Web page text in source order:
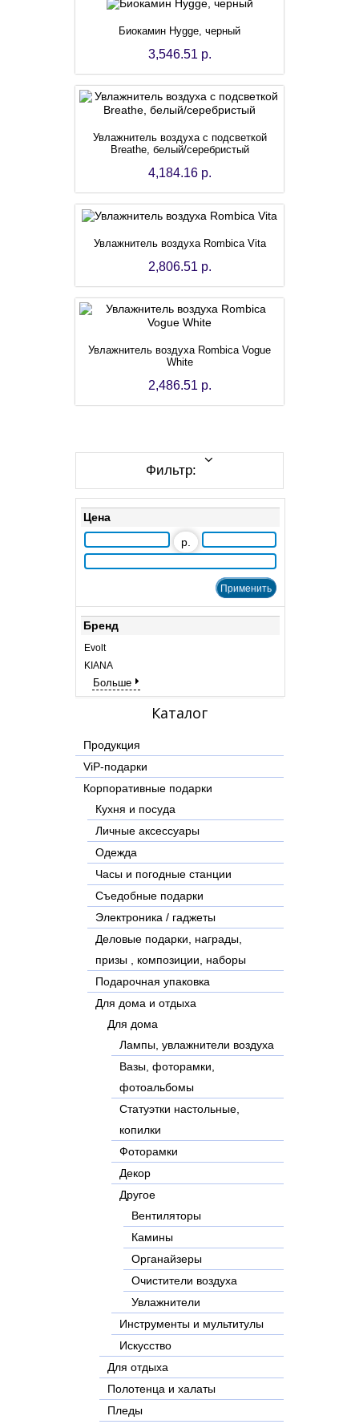
Биокамин Hygge, черный
3,546.51 р.
Увлажнитель воздуха с подсветкой
Breathe, белый/серебристый
4,184.16 р.
Увлажнитель воздуха Rombica Vita
2,806.51 р.
Увлажнитель воздуха Rombica Vogue
White
2,486.51 р.
Фильтр:
Цена
р.
Бренд
Evolt
KIANA
Больше
Каталог
Продукция
ViP-подарки
Корпоративные подарки
Кухня и посуда
Личные аксессуары
Одежда
Часы и погодные станции
Съедобные подарки
Электроника / гаджеты
Деловые подарки, награды,
призы , композиции, наборы
Подарочная упаковка
Для дома и отдыха
Для дома
Лампы, увлажнители воздуха
Вазы, фоторамки,
фотоальбомы
Статуэтки настольные,
копилки
Фоторамки
Декор
Другое
Вентиляторы
Камины
Органайзеры
Очистители воздуха
Увлажнители
Инструменты и мультитулы
Искусство
Для отдыха
Полотенца и халаты
Пледы